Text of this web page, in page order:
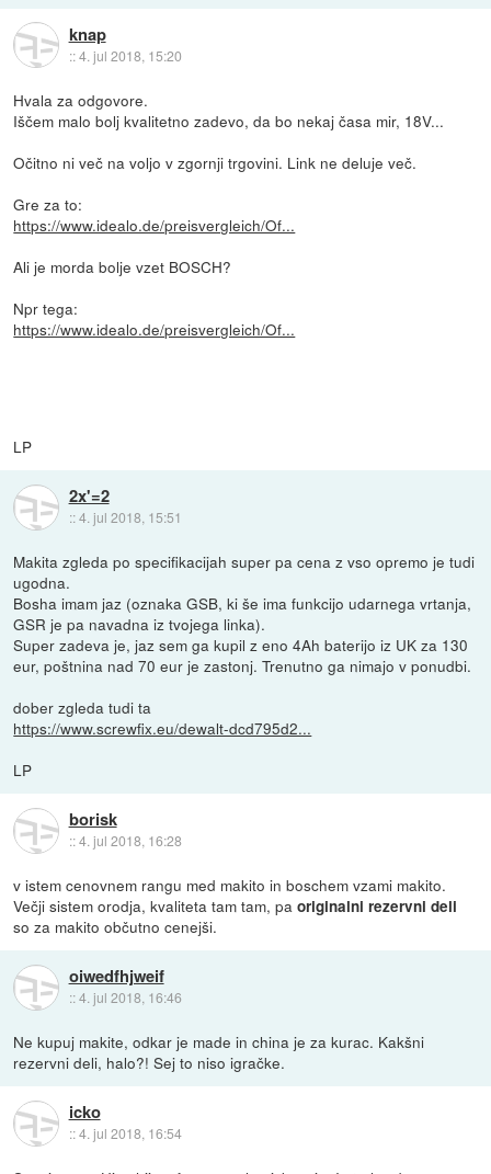
knap
::4. jul 2018, 15:20
Hvala za odgovore.
Iščem malo bolj kvalitetno zadevo, da bo nekaj časa mir, 18V...
Očitno ni več na voljo v zgornji trgovini. Link ne deluje več.
Gre za to:
https://www.idealo.de/preisvergleich/Of...
Ali je morda bolje vzet BOSCH?
Npr tega:
https://www.idealo.de/preisvergleich/Of...
LP
2x'=2
::4. jul 2018, 15:51
Makita zgleda po specifikacijah super pa cena z vso opremo je tudi
ugodna.
Bosha imam jaz (oznaka GSB, ki še ima funkcijo udarnega vrtanja,
GSR je pa navadna iz tvojega linka).
Super zadeva je, jaz sem ga kupil z eno 4Ah baterijo iz UK za 130
eur, poštnina nad 70 eur je zastonj. Trenutno ga nimajo v ponudbi.
dober zgleda tudi ta
https://www.screwfix.eu/dewalt-dcd795d2...
LP
borisk
::4. jul 2018, 16:28
v istem cenovnem rangu med makito in boschem vzami makito.
Večji sistem orodja, kvaliteta tam tam, paoriginalni rezervni deli
so za makito občutno cenejši.
oiwedfhjweif
::4. jul 2018, 16:46
Ne kupuj makite, odkar je made in china je za kurac. Kakšni
rezervni deli, halo?! Sej to niso igračke.
icko
::4. jul 2018, 16:54